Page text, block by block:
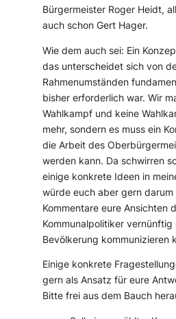
Bürgermeister Roger Heidt,
auch schon Gert Hager.
Wie dem auch sei: Ein
das unterscheidet sich von
Rahmenumständen
bisher erforderlich war. Wir
Wahlkampf und keine
mehr, sondern es muss ein
die Arbeit des
werden kann. Da schwirren
einige konkrete Ideen in
würde euch aber gern
Kommentare eure Ansichten
Kommunalpolitiker vernünftig
Bevölkerung kommunizieren
Einige konkrete
gern als Ansatz für eure
Bitte frei aus dem Bauch